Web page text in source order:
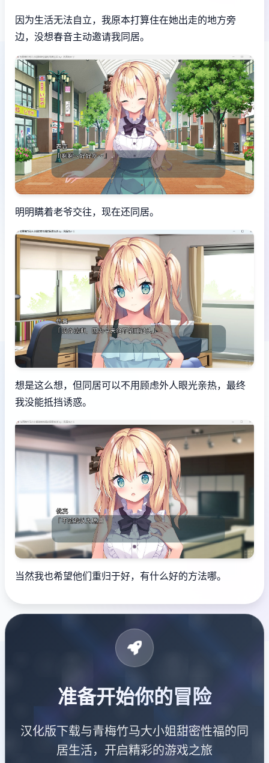
因为生活无法自立，我原本打算住在她出走的地方旁
边，没想春音主动邀请我同居。
明明瞒着老爷交往，现在还同居。
想是这么想，但同居可以不用顾虑外人眼光亲热，最终
我没能抵挡诱惑。
当然我也希望他们重归于好，有什么好的方法哪。
准备开始你的冒险
汉化版下载与青梅竹马大小姐甜密性福的同
居生活，开启精彩的游戏之旅